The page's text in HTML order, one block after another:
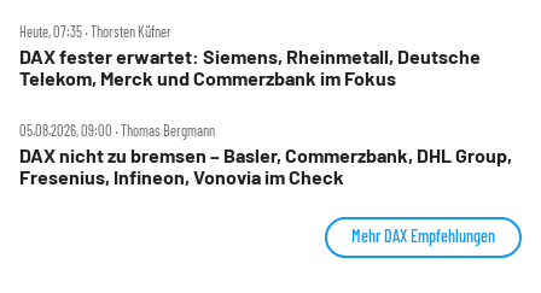
Heute, 07:35 ‧ Thorsten Küfner
DAX fester erwartet: Siemens, Rheinmetall, Deutsche
Telekom, Merck und Commerzbank im Fokus
05.08.2026, 09:00 ‧ Thomas Bergmann
DAX nicht zu bremsen – Basler, Commerzbank, DHL Group,
Fresenius, Infineon, Vonovia im Check
Mehr DAX Empfehlungen